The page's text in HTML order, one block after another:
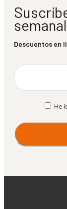
semanal
Descuentos en
He